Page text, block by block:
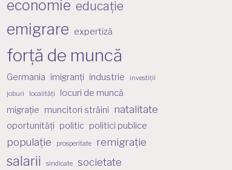
economie educație
emigrare expertiză
forță de muncă
Germania imigranți industrie
investiții
joburi
localități
locuri de muncă
migrație muncitori străini natalitate
oportunități politic politici publice
populație prosperitate remigrație
salarii sindicate societate